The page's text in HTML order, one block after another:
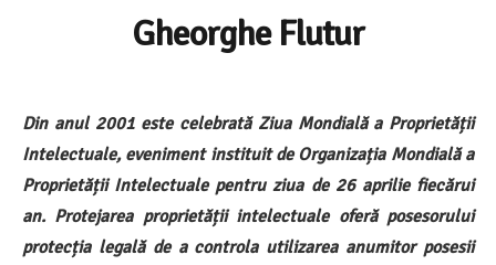
Gheorghe Flutur
Din anul 2001 este celebrată Ziua Mondială a Proprietății
Intelectuale, eveniment instituit de Organizația Mondială a
Proprietății Intelectuale pentru ziua de 26 aprilie fiecărui
an. Protejarea proprietății intelectuale oferă posesorului
protecția legală de a controla utilizarea anumitor posesii